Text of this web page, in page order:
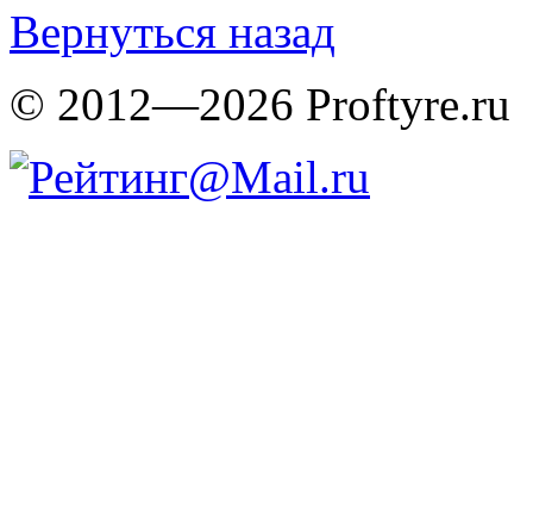
Вернуться назад
© 2012—2026 Proftyre.ru